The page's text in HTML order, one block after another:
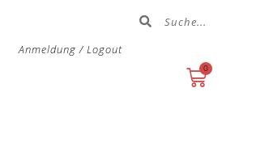
Anmeldung / Logout
0